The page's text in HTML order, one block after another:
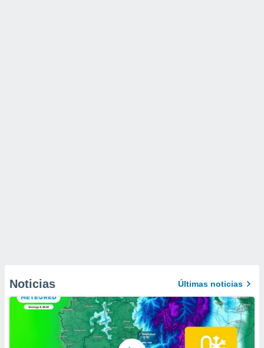
Noticias Últimas noticias